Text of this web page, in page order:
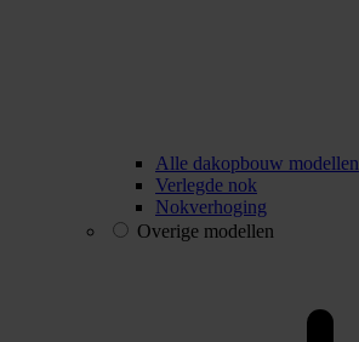
Alle dakopbouw modellen
Verlegde nok
Nokverhoging
Overige modellen